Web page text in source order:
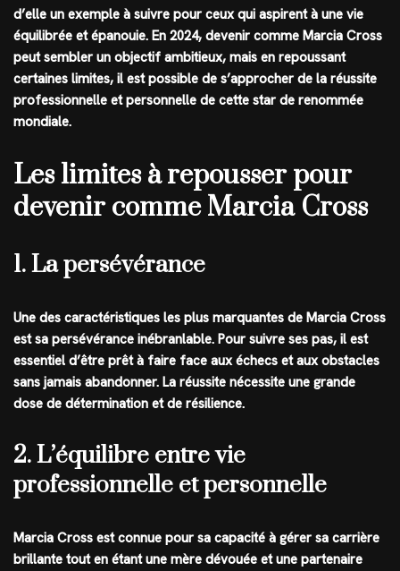
d’elle un exemple à suivre pour ceux qui aspirent à une vie
équilibrée et épanouie. En 2024, devenir comme Marcia Cross
peut sembler un objectif ambitieux, mais en repoussant
certaines limites, il est possible de s’approcher de la réussite
professionnelle et personnelle de cette star de renommée
mondiale.
Les limites à repousser pour
devenir comme Marcia Cross
1. La persévérance
Une des caractéristiques les plus marquantes de Marcia Cross
est sa persévérance inébranlable. Pour suivre ses pas, il est
essentiel d’être prêt à faire face aux échecs et aux obstacles
sans jamais abandonner. La réussite nécessite une grande
dose de détermination et de résilience.
2. L’équilibre entre vie
professionnelle et personnelle
Marcia Cross est connue pour sa capacité à gérer sa carrière
brillante tout en étant une mère dévouée et une partenaire